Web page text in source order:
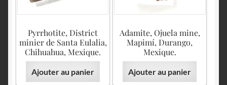
Pyrrhotite, District
minier de Santa Eulalia,
Chihuahua, Mexique.
Ajouter au panier
Adamite, Ojuela mine,
Mapimí, Durango,
Mexique.
Ajouter au panier